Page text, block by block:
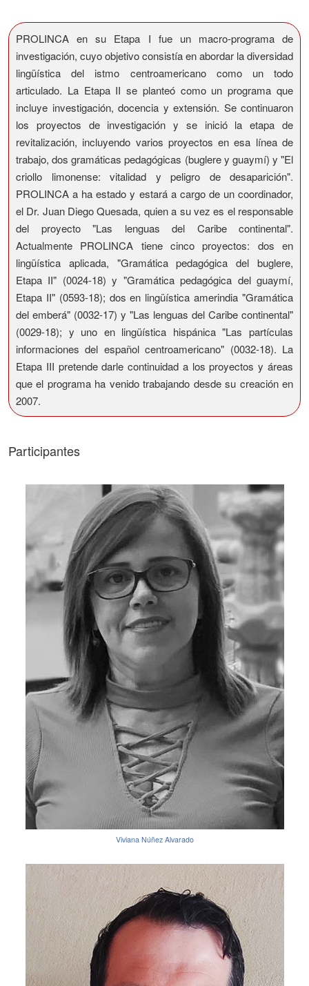
PROLINCA en su Etapa I fue un macro-programa de
investigación, cuyo objetivo consistía en abordar la diversidad
lingüística del istmo centroamericano como un todo
articulado. La Etapa II se planteó como un programa que
incluye investigación, docencia y extensión. Se continuaron
los proyectos de investigación y se inició la etapa de
revitalización, incluyendo varios proyectos en esa línea de
trabajo, dos gramáticas pedagógicas (buglere y guaymí) y "El
criollo limonense: vitalidad y peligro de desaparición".
PROLINCA a ha estado y estará a cargo de un coordinador,
el Dr. Juan Diego Quesada, quien a su vez es el responsable
del proyecto "Las lenguas del Caribe continental".
Actualmente PROLINCA tiene cinco proyectos: dos en
lingüística aplicada, "Gramática pedagógica del buglere,
Etapa II" (0024-18) y "Gramática pedagógica del guaymí,
Etapa II" (0593-18); dos en lingüística amerindia "Gramática
del emberá" (0032-17) y "Las lenguas del Caribe continental"
(0029-18); y uno en lingüística hispánica "Las partículas
informaciones del español centroamericano" (0032-18). La
Etapa III pretende darle continuidad a los proyectos y áreas
que el programa ha venido trabajando desde su creación en
2007.
Participantes
Viviana Núñez Alvarado